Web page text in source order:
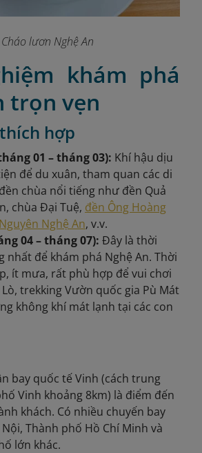
Cháo lươn Nghệ An
khám phá
trọn vẹn
hợp
01 – tháng 03): Khí hậu dịu
để du xuân, tham quan các di
chùa nổi tiếng như đền Quả
chùa Đại Tuệ, đền Ông Hoàng
Nghệ An, v.v.
04 – tháng 07): Đây là thời
nhất để khám phá Nghệ An. Thời
ít mưa, rất phù hợp để vui chơi
trekking Vườn quốc gia Pù Mát
không khí mát lạnh tại các con
bay quốc tế Vinh (cách trung
Vinh khoảng 8km) là điểm đến
khách. Có nhiều chuyến bay
Thành phố Hồ Chí Minh và
lớn khác.